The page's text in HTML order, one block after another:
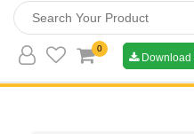
0
Download